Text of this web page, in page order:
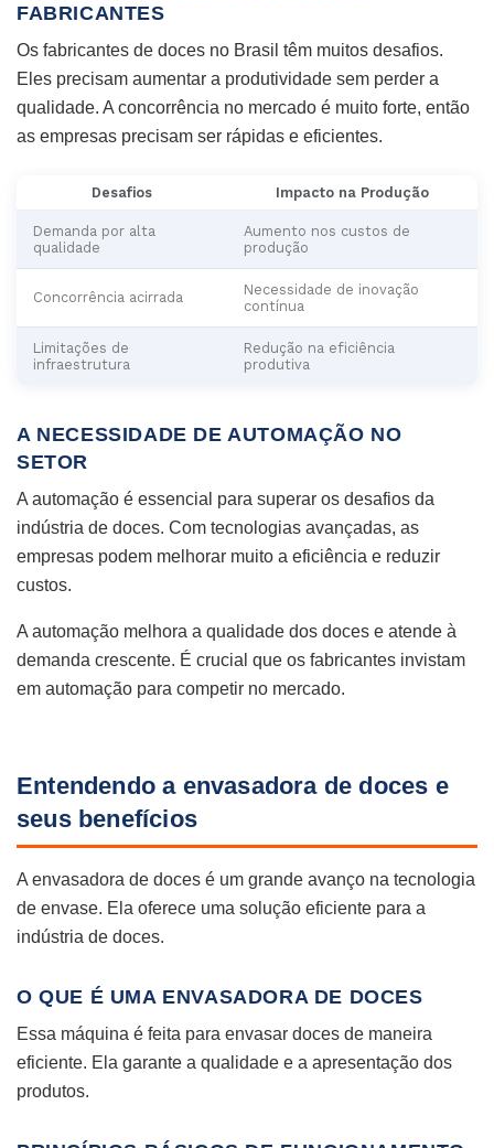
FABRICANTES
Os fabricantes de doces no Brasil têm muitos desafios.
Eles precisam aumentar a produtividade sem perder a
qualidade. A concorrência no mercado é muito forte, então
as empresas precisam ser rápidas e eficientes.
Desafios Impacto na Produção
Demanda por alta
qualidade
Aumento nos custos de
produção
Concorrência acirrada
Necessidade de inovação
contínua
Limitações de
infraestrutura
Redução na eficiência
produtiva
A NECESSIDADE DE AUTOMAÇÃO NO
SETOR
A automação é essencial para superar os desafios da
indústria de doces. Com tecnologias avançadas, as
empresas podem melhorar muito a eficiência e reduzir
custos.
A automação melhora a qualidade dos doces e atende à
demanda crescente. É crucial que os fabricantes invistam
em automação para competir no mercado.
Entendendo a envasadora de doces e
seus benefícios
A envasadora de doces é um grande avanço na tecnologia
de envase. Ela oferece uma solução eficiente para a
indústria de doces.
O QUE É UMA ENVASADORA DE DOCES
Essa máquina é feita para envasar doces de maneira
eficiente. Ela garante a qualidade e a apresentação dos
produtos.